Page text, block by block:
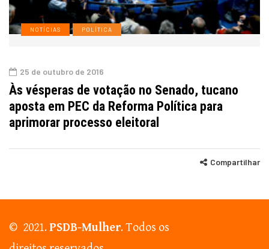
NOTÍCIAS POLÍTICA
25 de outubro de 2016
Às vésperas de votação no Senado, tucano
aposta em PEC da Reforma Política para
aprimorar processo eleitoral
Compartilhar
© 2021.PSDB-Mulher. Todos os